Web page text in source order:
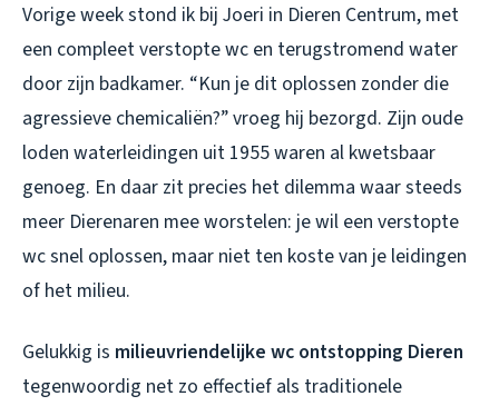
Vorige week stond ik bij Joeri in Dieren Centrum, met
een compleet verstopte wc en terugstromend water
door zijn badkamer. “Kun je dit oplossen zonder die
agressieve chemicaliën?” vroeg hij bezorgd. Zijn oude
loden waterleidingen uit 1955 waren al kwetsbaar
genoeg. En daar zit precies het dilemma waar steeds
meer Dierenaren mee worstelen: je wil een verstopte
wc snel oplossen, maar niet ten koste van je leidingen
of het milieu.
Gelukkig is milieuvriendelijke wc ontstopping Dieren
tegenwoordig net zo effectief als traditionele